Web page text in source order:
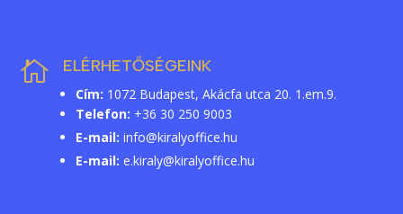
 ELÉRHETŐSÉGEINK
Cím: 1072 Budapest, Akácfa utca 20. 1.em.9.
Telefon: +36 30 250 9003
E-mail: info@kiralyoffice.hu
E-mail: e.kiraly@kiralyoffice.hu